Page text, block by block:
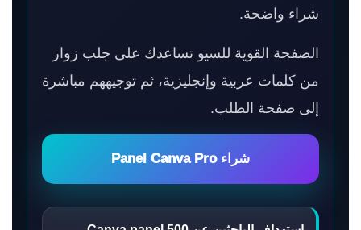
شراء واضحة.
الصفحة القوية للسيو تساعدك على جلب زوار
من كلمات عربية وإنجليزية، ثم توجيههم مباشرة
إلى صفحة الطلب.
شراء Panel Canva Pro